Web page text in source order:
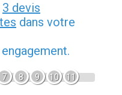
3 devis
dans votre
7 8 9 10 11